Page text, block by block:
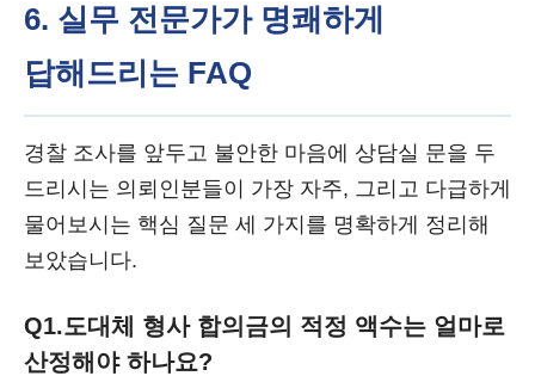
6. 실무 전문가가 명쾌하게
답해드리는 FAQ
경찰 조사를 앞두고 불안한 마음에 상담실 문을 두
드리시는 의뢰인분들이 가장 자주, 그리고 다급하게
물어보시는 핵심 질문 세 가지를 명확하게 정리해
보았습니다.
Q1.도대체 형사 합의금의 적정 액수는 얼마로
산정해야 하나요?